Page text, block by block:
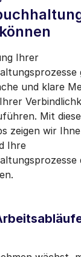
Ihrer
und klare
Mit
zeigen wir
Ihre